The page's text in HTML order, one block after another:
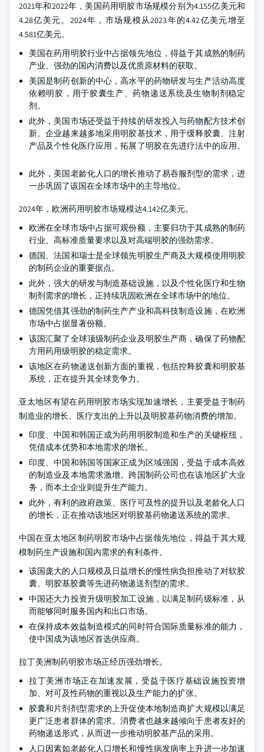
2021年和2022年，美国药用明胶市场规模分别为4.155亿美元和
4.28亿美元。2024年，市场规模从2023年的4.42亿美元增至
4.581亿美元。
美国在药用明胶行业中占据领先地位，得益于其成熟的制药
产业、强劲的国内消费以及优质原材料的获取。
美国是制药创新的中心，高水平的药物研发与生产活动高度
依赖明胶，用于胶囊生产、药物递送系统及生物制剂稳定
剂。
此外，美国市场还受益于持续的研发投入与药物配方技术创
新。企业越来越多地采用明胶基技术，用于缓释胶囊、注射
产品及个性化医疗应用，拓展了明胶在先进疗法中的应用。
此外，美国老龄化人口的增长推动了易吞服剂型的需求，进
一步巩固了该国在全球市场中的主导地位。
2024年，欧洲药用明胶市场规模达4.142亿美元。
欧洲在全球市场中占据可观份额，主要归功于其成熟的制药
行业、高标准质量要求以及对高端明胶的强劲需求。
德国、法国和瑞士是全球领先明胶生产商及大规模使用明胶
的制药企业的重要据点。
此外，强大的研发与制造基础设施，以及个性化医疗和生物
制剂需求的增长，正持续巩固欧洲在全球市场中的地位。
德国凭借其强劲的制药生产产业和高科技制造设施，在欧洲
市场中占据显著份额。
该国汇聚了全球顶级制药企业及明胶生产商，确保了药物配
方用药用级明胶的稳定需求。
该地区在药物递送创新方面的重视，包括控释胶囊和明胶基
系统，正在提升其全球竞争力。
亚太地区有望在药用明胶市场实现加速增长，主要受益于制药
制造业的增长、医疗支出的上升以及明胶基药物消费的增加。
印度、中国和韩国正成为药用明胶制造和生产的关键枢纽，
凭借成本优势和本地需求的增长。
印度、中国和韩国等国家正成为区域强国，受益于成本高效
的制造业及本地需求激增。跨国制药公司也在该地区扩大业
务，而本土企业则提升生产能力。
此外，有利的政府政策、医疗可及性的提升以及老龄化人口
的增长，正在推动该地区对明胶基药物递送系统的需求。
中国在亚太地区制药明胶市场中占据领先地位，得益于其大规
模制药生产设施和国内需求的有利条件。
该国庞大的人口规模及日益增长的慢性病负担推动了对软胶
囊、明胶基胶囊等先进药物递送剂型的需求。
中国还大力投资升级明胶加工设施，以满足制药级标准，从
而能够同时服务国内和出口市场。
在保持成本效益制造模式的同时符合国际质量标准的能力，
使中国成为该地区首选供应商。
拉丁美洲制药明胶市场正经历强劲增长。
拉丁美洲市场正在加速发展，受益于医疗基础设施投资增
加、对可及性药物的重视以及生产能力的扩张。
胶囊和片剂剂型需求的上升促使本地制造商扩大规模以满足
更广泛患者群体的需求。消费者也越来越倾向于患者友好的
药物递送形式，从而进一步推动明胶基产品的采用。
人口因素如老龄化人口增长和慢性病发病率上升进一步加速